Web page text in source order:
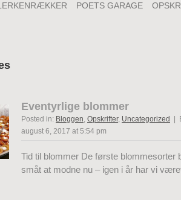
POETS GARAGE
Eventyrlige blommer
Posted in: Bloggen, Opskrifter, Uncategorized
|
august 6, 2017 at 5:54 pm
Tid til blommer De første blommesorter
småt at modne nu – igen i år har vi